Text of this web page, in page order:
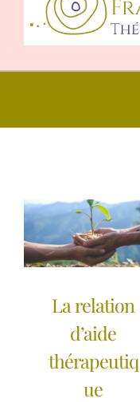
La relation
d’aide
thérapeutiq
ue